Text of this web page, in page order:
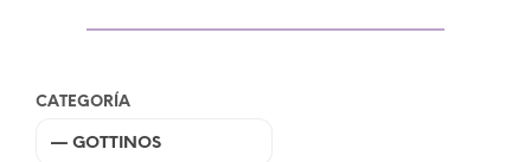
CATEGORÍA